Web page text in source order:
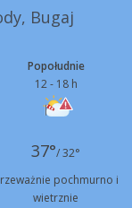
Bugaj
Popołudnie
12 - 18 h
37°/ 32°
pochmurno i
wietrznie